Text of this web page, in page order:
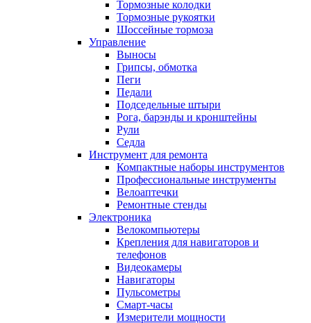
Тормозные колодки
Тормозные рукоятки
Шоссейные тормоза
Управление
Выносы
Грипсы, обмотка
Пеги
Педали
Подседельные штыри
Рога, барэнды и кронштейны
Рули
Седла
Инструмент для ремонта
Компактные наборы инструментов
Профессиональные инструменты
Велоаптечки
Ремонтные стенды
Электроника
Велокомпьютеры
Крепления для навигаторов и
телефонов
Видеокамеры
Навигаторы
Пульсометры
Смарт-часы
Измерители мощности